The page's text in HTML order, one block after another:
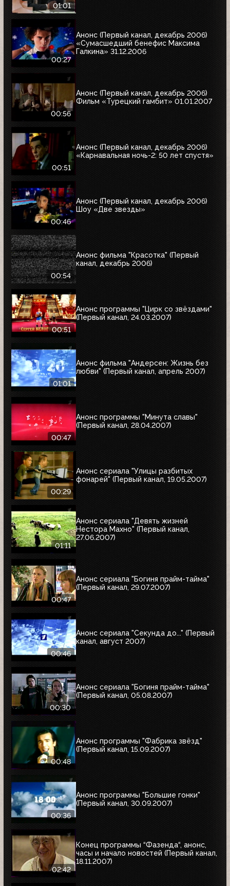
01:01
00:27
Анонс (Первый канал, декабрь 2006)
«Сумасшедший бенефис Максима
Галкина» 31.12.2006
00:56
Анонс (Первый канал, декабрь 2006)
Фильм «Турецкий гамбит» 01.01.2007
00:51
Анонс (Первый канал, декабрь 2006)
«Карнавальная ночь-2: 50 лет спустя»
00:46
Анонс (Первый канал, декабрь 2006)
Шоу «Две звезды»
00:54
Анонс фильма "Красотка" (Первый
канал, декабрь 2006)
00:51
Анонс программы "Цирк со звёздами"
(Первый канал, 24.03.2007)
01:01
Анонс фильма "Андерсен: Жизнь без
любви" (Первый канал, апрель 2007)
00:47
Анонс программы "Минута славы"
(Первый канал, 28.04.2007)
00:29
Анонс сериала "Улицы разбитых
фонарей" (Первый канал, 19.05.2007)
01:11
Анонс сериала "Девять жизней
Нестора Махно" (Первый канал,
27.06.2007)
00:47
Анонс сериала "Богиня прайм-тайма"
(Первый канал, 29.07.2007)
00:46
Анонс сериала "Секунда до..." (Первый
канал, август 2007)
00:30
Анонс сериала "Богиня прайм-тайма"
(Первый канал, 05.08.2007)
00:48
Анонс программы "Фабрика звёзд"
(Первый канал, 15.09.2007)
00:36
Анонс программы "Большие гонки"
(Первый канал, 30.09.2007)
02:42
Конец программы “Фазенда“, анонс,
часы и начало новостей (Первый канал,
18.11.2007)